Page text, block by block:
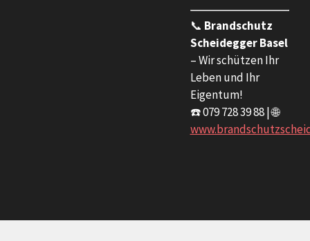
📞 Brandschutz
Scheidegger Basel
– Wir schützen Ihr
Leben und Ihr
Eigentum!
☎️ 079 728 39 88 | 🌐